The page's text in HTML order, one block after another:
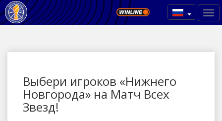
Выбери игроков «Нижнего
Новгорода» на Матч Всех
Звезд!